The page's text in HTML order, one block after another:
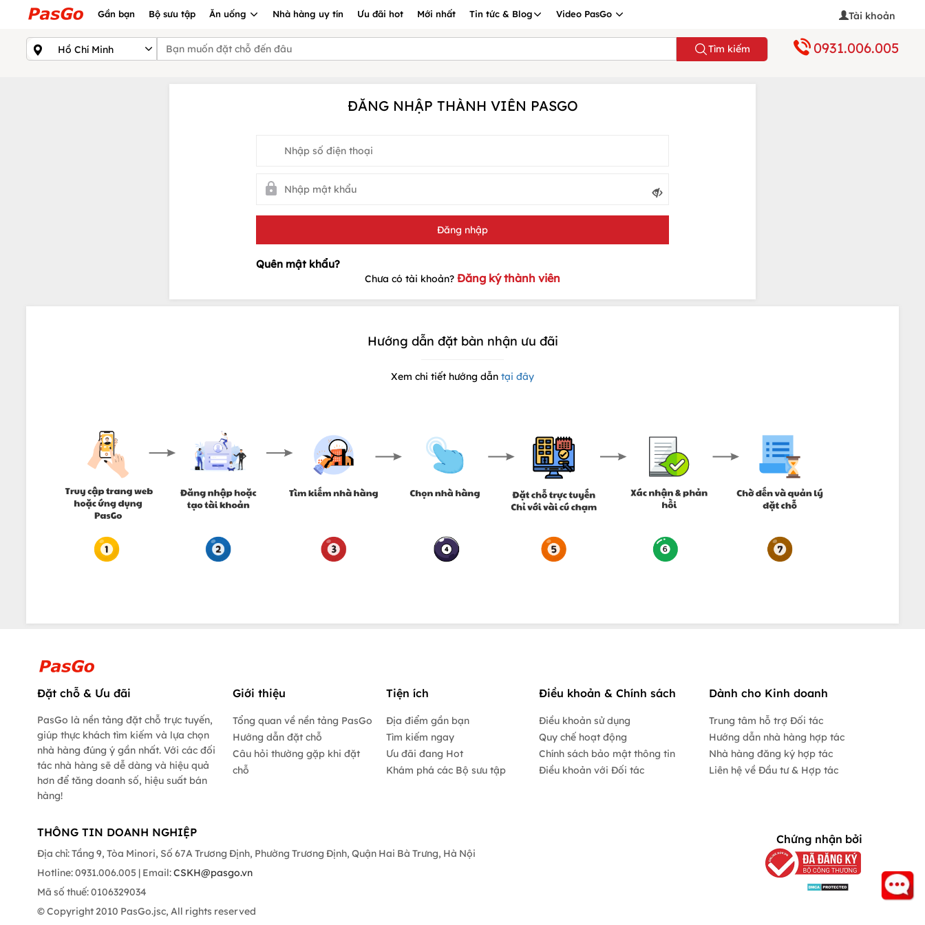
Gần bạn Bộ sưu tập Ăn uống Nhà hàng uy tín Ưu đãi hot Mới nhất Tin tức & Blog Video PasGo Tài khoản
Tìm kiếm 0931.006.005
ĐĂNG NHẬP THÀNH VIÊN PASGO
Chưa có tài khoản? Đăng ký thành viên
Hướng dẫn đặt bàn nhận ưu đãi
Xem chi tiết hướng dẫn tại đây
Đặt chỗ & Ưu đãi
PasGo là nền tảng đặt chỗ trực tuyến,
giúp thực khách tìm kiếm và lựa chọn
nhà hàng đúng ý gần nhất. Với các đối
tác nhà hàng sẽ dễ dàng và hiệu quả
hơn để tăng doanh số, hiệu suất bán
hàng!
Giới thiệu
Tổng quan về nền tảng PasGo
Hướng dẫn đặt chỗ
Câu hỏi thường gặp khi đặt
chỗ
Tiện ích
Địa điểm gần bạn
Tìm kiếm ngay
Ưu đãi đang Hot
Khám phá các Bộ sưu tập
Điều khoản & Chính sách
Điều khoản sử dụng
Quy chế hoạt động
Chính sách bảo mật thông tin
Điều khoản với Đối tác
Dành cho Kinh doanh
Trung tâm hỗ trợ Đối tác
Hướng dẫn nhà hàng hợp tác
Nhà hàng đăng ký hợp tác
Liên hệ về Đầu tư & Hợp tác
THÔNG TIN DOANH NGHIỆP
Địa chỉ: Tầng 9, Tòa Minori, Số 67A Trương Định, Phường Trương Định, Quận Hai Bà Trưng, Hà Nội
Hotline: 0931.006.005 | Email:CSKH@pasgo.vn
Mã số thuế: 0106329034
© Copyright 2010 PasGo.jsc, All rights reserved
Chứng nhận bởi